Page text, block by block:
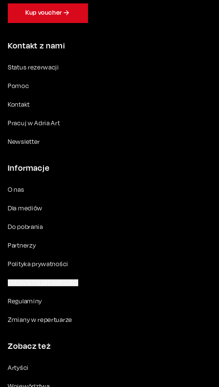
Kontakt z nami
Status rezerwacji
Pomoc
Kontakt
Pracuj w Adria Art
Newsletter
Informacje
O nas
Dla mediów
Do pobrania
Partnerzy
Polityka prywatności
Regulaminy
Zmiany w repertuarze
Zobacz też
Artyści
Kup voucher